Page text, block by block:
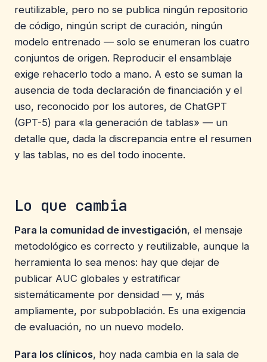
reutilizable, pero no se publica ningún repositorio
de código, ningún script de curación, ningún
modelo entrenado — solo se enumeran los cuatro
conjuntos de origen. Reproducir el ensamblaje
exige rehacerlo todo a mano. A esto se suman la
ausencia de toda declaración de financiación y el
uso, reconocido por los autores, de ChatGPT
(GPT-5) para «la generación de tablas» — un
detalle que, dada la discrepancia entre el resumen
y las tablas, no es del todo inocente.
Lo que cambia
Para la comunidad de investigación, el mensaje
metodológico es correcto y reutilizable, aunque la
herramienta lo sea menos: hay que dejar de
publicar AUC globales y estratificar
sistemáticamente por densidad — y, más
ampliamente, por subpoblación. Es una exigencia
de evaluación, no un nuevo modelo.
Para los clínicos, hoy nada cambia en la sala de